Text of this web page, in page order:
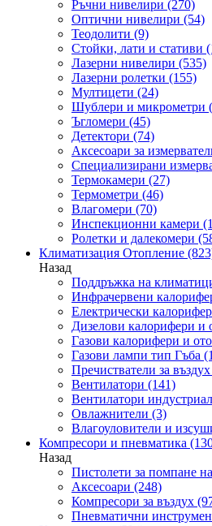
Ръчни нивелири (270)
Оптични нивелири (54)
Теодолити (9)
Стойки, лати и стативи
Лазерни нивелири (535)
Лазерни ролетки (155)
Мултицети (24)
Шублери и микрометри
Ъгломери (45)
Детектори (74)
Аксесоари за
Специализирани
Термокамери (27)
Термометри (46)
Влагомери (70)
Инспекционни камери
Ролетки и далекомери
Климатизация Отопление
Назад
Поддръжка на
Инфрачервени
Електрически
Дизелови калорифери и
Газови калорифери и
Газови лампи тип Гъба
Пречистватели за въздух
Вентилатори (141)
Вентилатори
Овлажнители (3)
Влагоуловители и
Компресори и пневматика
Назад
Пистолети за помпане
Аксесоари (248)
Компресори за въздух
Пневматични